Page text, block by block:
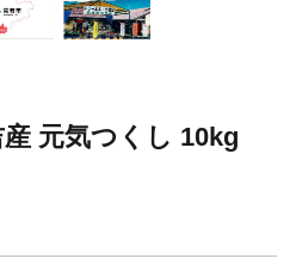
産 元気つくし 10kg